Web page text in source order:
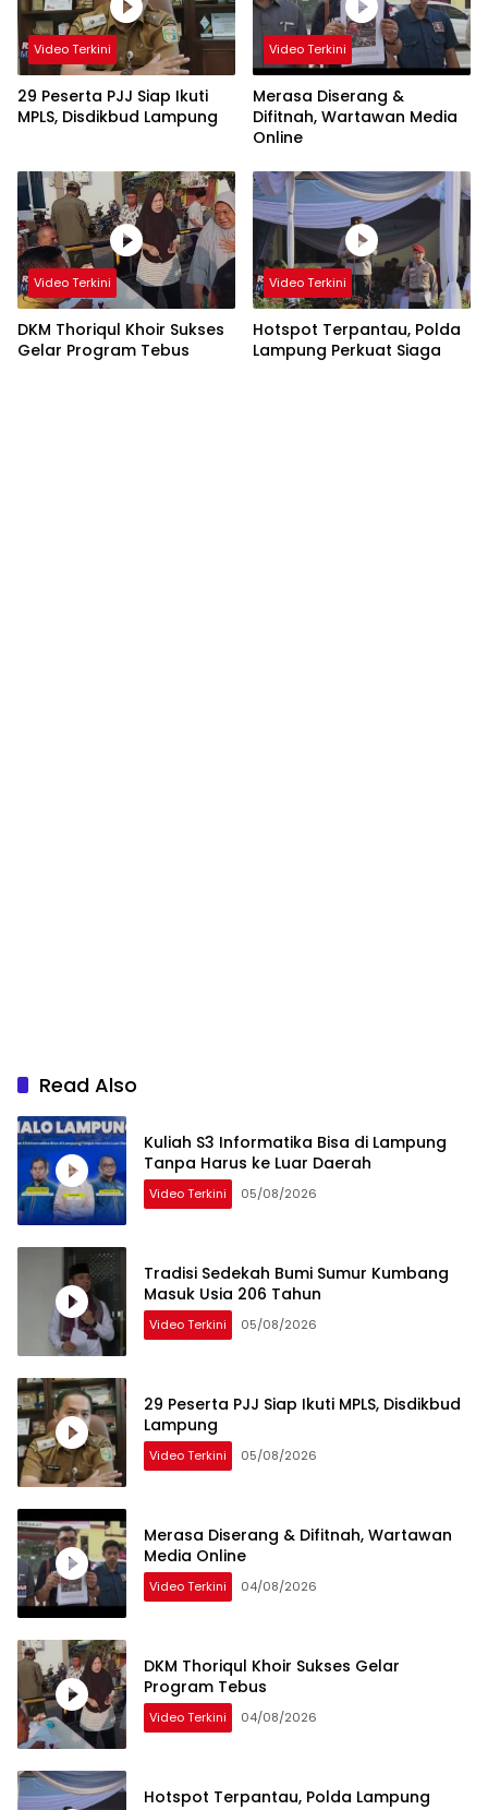
Video Terkini
29 Peserta PJJ Siap Ikuti
MPLS, Disdikbud Lampung
Video Terkini
Merasa Diserang &
Difitnah, Wartawan Media
Online
Video Terkini
DKM Thoriqul Khoir Sukses
Gelar Program Tebus
Video Terkini
Hotspot Terpantau, Polda
Lampung Perkuat Siaga
Read Also
Kuliah S3 Informatika Bisa di Lampung
Tanpa Harus ke Luar Daerah
Video Terkini 05/08/2026
Tradisi Sedekah Bumi Sumur Kumbang
Masuk Usia 206 Tahun
Video Terkini 05/08/2026
29 Peserta PJJ Siap Ikuti MPLS, Disdikbud
Lampung
Video Terkini 05/08/2026
Merasa Diserang & Difitnah, Wartawan
Media Online
Video Terkini 04/08/2026
DKM Thoriqul Khoir Sukses Gelar
Program Tebus
Video Terkini 04/08/2026
Hotspot Terpantau, Polda Lampung